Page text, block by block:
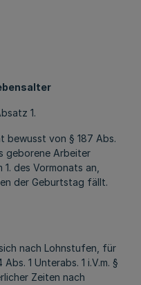
1.
bewusst von § 187 Abs.
geborene Arbeiter
des Vormonats an,
der Geburtstag fällt.
nach Lohnstufen, für
1 Unterabs. 1 i.V.m. §
Zeiten nach